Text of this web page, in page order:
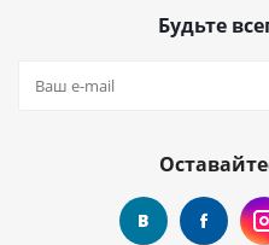
Будьте